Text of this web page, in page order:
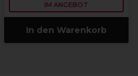
IM ANGEBOT
In den Warenkorb